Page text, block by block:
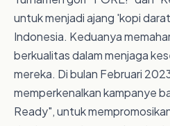
untuk menjadi ajang 'kopi
Indonesia. Keduanya
berkualitas dalam menjaga
mereka. Di bulan Februari
memperkenalkan kampanye
Ready", untuk